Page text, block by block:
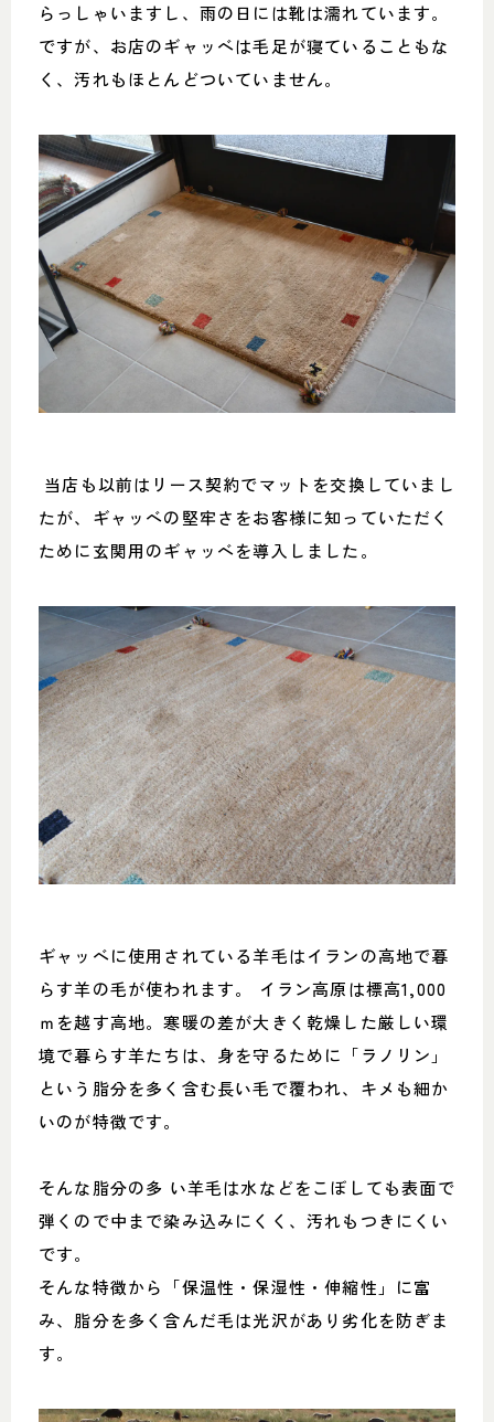
らっしゃいますし、雨の日には靴は濡れています。
ですが、お店のギャッベは毛足が寝ていることもな
く、汚れもほとんどついていません。
当店も以前はリース契約でマットを交換していまし
たが、ギャッベの堅牢さをお客様に知っていただく
ために玄関用のギャッベを導入しました。
ギャッベに使用されている羊毛はイランの高地で暮
らす羊の毛が使われます。 イラン高原は標高1,000
ｍを越す高地。寒暖の差が大きく乾燥した厳しい環
境で暮らす羊たちは、身を守るために「ラノリン」
という脂分を多く含む長い毛で覆われ、キメも細か
いのが特徴です。
そんな脂分の多 い羊毛は水などをこぼしても表面で
弾くので中まで染み込みにくく、汚れもつきにくい
です。
そんな特徴から「保温性・保湿性・伸縮性」に富
み、脂分を多く含んだ毛は光沢があり劣化を防ぎま
す。